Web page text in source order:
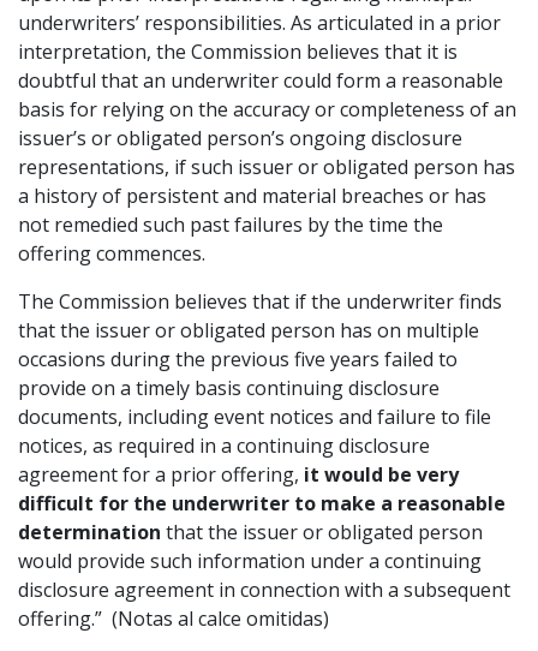
underwriters’ responsibilities. As articulated in a prior
interpretation, the Commission believes that it is
doubtful that an underwriter could form a reasonable
basis for relying on the accuracy or completeness of an
issuer’s or obligated person’s ongoing disclosure
representations, if such issuer or obligated person has
a history of persistent and material breaches or has
not remedied such past failures by the time the
offering commences.
The Commission believes that if the underwriter finds
that the issuer or obligated person has on multiple
occasions during the previous five years failed to
provide on a timely basis continuing disclosure
documents, including event notices and failure to file
notices, as required in a continuing disclosure
agreement for a prior offering, it would be very
difficult for the underwriter to make a reasonable
determination that the issuer or obligated person
would provide such information under a continuing
disclosure agreement in connection with a subsequent
offering.” (Notas al calce omitidas)